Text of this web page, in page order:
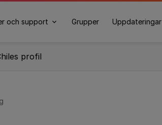
och support Grupper Uppdateringar
profil